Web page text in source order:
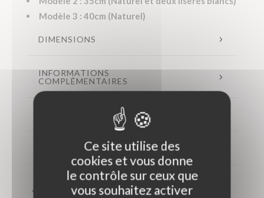
Modèle 3 : 40cm (Naturel)
DIMENSIONS
INFORMATIONS
COMPLÉMENTAIRES
ENTRETIENCe site utilise des
cookies et vous donne
le contrôle sur ceux que
vous souhaitez activer